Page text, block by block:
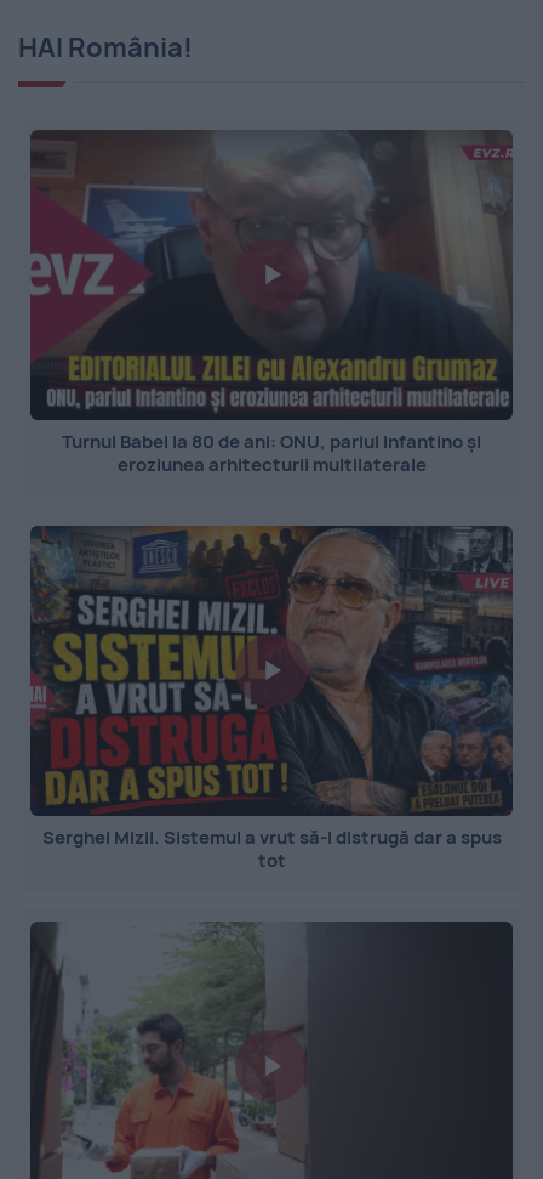
HAI România!
Turnul Babel la 80 de ani: ONU, pariul Infantino și
eroziunea arhitecturii multilaterale
Serghei Mizil. Sistemul a vrut să-l distrugă dar a spus
tot